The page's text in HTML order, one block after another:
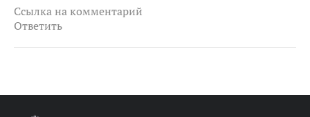
Ссылка на комментарий
Ответить